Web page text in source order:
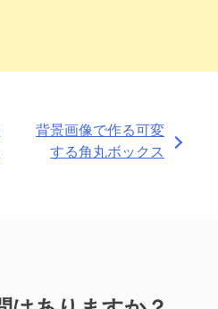
背景画像で作る可変
する角丸ボックス